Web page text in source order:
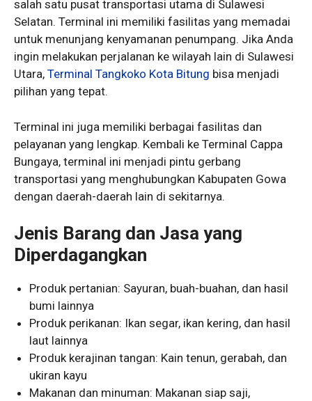
salah satu pusat transportasi utama di Sulawesi
Selatan. Terminal ini memiliki fasilitas yang memadai
untuk menunjang kenyamanan penumpang. Jika Anda
ingin melakukan perjalanan ke wilayah lain di Sulawesi
Utara, Terminal Tangkoko Kota Bitung bisa menjadi
pilihan yang tepat.
Terminal ini juga memiliki berbagai fasilitas dan
pelayanan yang lengkap. Kembali ke Terminal Cappa
Bungaya, terminal ini menjadi pintu gerbang
transportasi yang menghubungkan Kabupaten Gowa
dengan daerah-daerah lain di sekitarnya.
Jenis Barang dan Jasa yang
Diperdagangkan
Produk pertanian: Sayuran, buah-buahan, dan hasil
bumi lainnya
Produk perikanan: Ikan segar, ikan kering, dan hasil
laut lainnya
Produk kerajinan tangan: Kain tenun, gerabah, dan
ukiran kayu
Makanan dan minuman: Makanan siap saji,